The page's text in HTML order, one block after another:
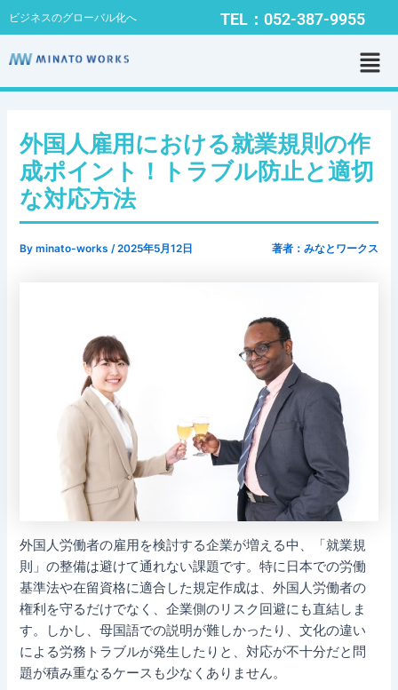
容
を
キ
ビジネスのグローバル化へ TEL：052-387-9955
メ
ニ
ュ
外国人雇用における就業規則の作
成ポイント！トラブル防止と適切
な対応方法
Byminato-works/2025年5月12日 著者：みなとワークス
外国人労働者の雇用を検討する企業が増える中、「就業規
則」の整備は避けて通れない課題です。特に日本での労働
基準法や在留資格に適合した規定作成は、外国人労働者の
権利を守るだけでなく、企業側のリスク回避にも直結しま
す。しかし、母国語での説明が難しかったり、文化の違い
による労務トラブルが発生したりと、対応が不十分だと問
題が積み重なるケースも少なくありません。
Post
navigation